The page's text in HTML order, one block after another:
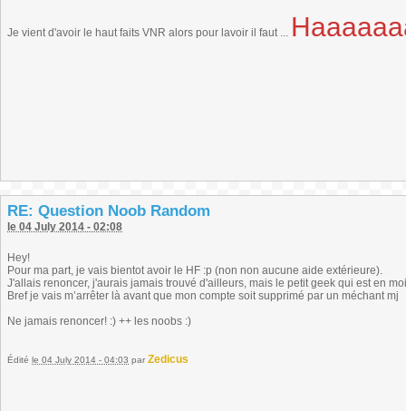
Je vient d'avoir le haut faits VNR alors pour lavoir il faut ...
RE: Question Noob Random
le 04 July 2014 - 02:08
Hey!
Pour ma part, je vais bientot avoir le HF :p (non non aucune aide extérieure).
J'allais renoncer, j'aurais jamais trouvé d'ailleurs, mais le petit geek qui est en
Bref je vais m’arrêter là avant que mon compte soit supprimé par un méchant mj
Ne jamais renoncer! :) ++ les noobs :)
Édité le 04 July 2014 - 04:03 par Zedicus